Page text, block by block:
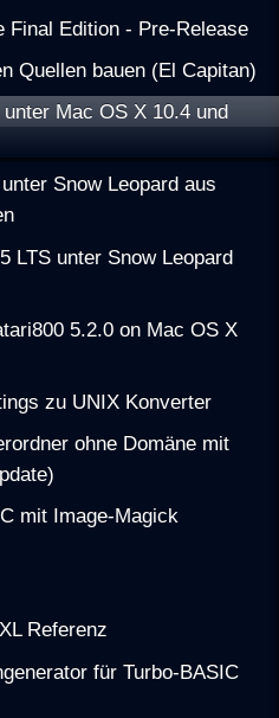
Final Edition - Pre-Release
Quellen bauen (El Capitan)
Mac OS X 10.4 und
Snow Leopard aus
LTS unter Snow Leopard
5.2.0 on Mac OS X
zu UNIX Konverter
ohne Domäne mit
mit Image-Magick
Referenz
für Turbo-BASIC